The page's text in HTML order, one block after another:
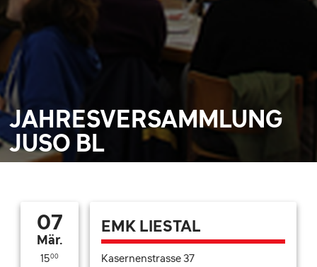
JAHRESVERSAMMLUNG
JUSO BL
07
Mär.
1500
EMK LIESTAL
Kasernenstrasse 37